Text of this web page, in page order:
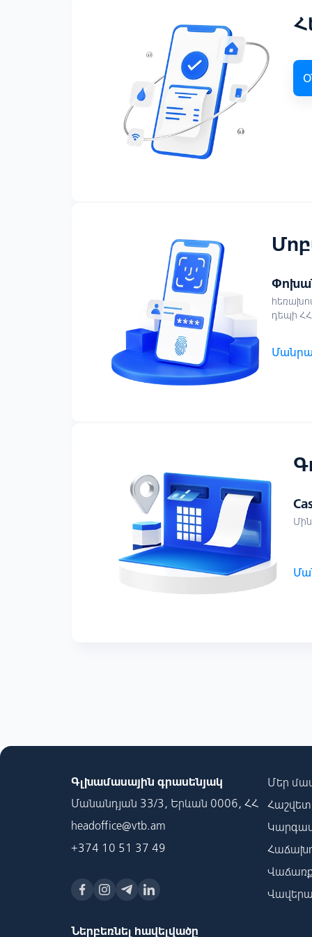
դեպի
Գլխամասային գրասենյակ
Մանանդյան 33/3, Երևան 0006, ՀՀ
headoffice@vtb.am
+374 10 51 37 49
Ներբեռնել հավելվածը
Մեր